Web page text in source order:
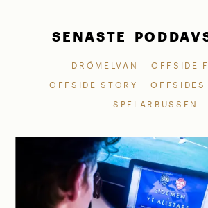
SENASTE
DRÖMELVAN
OFFSIDE
OFFSIDE STORY
OFFSIDES
SPELARBUSSEN